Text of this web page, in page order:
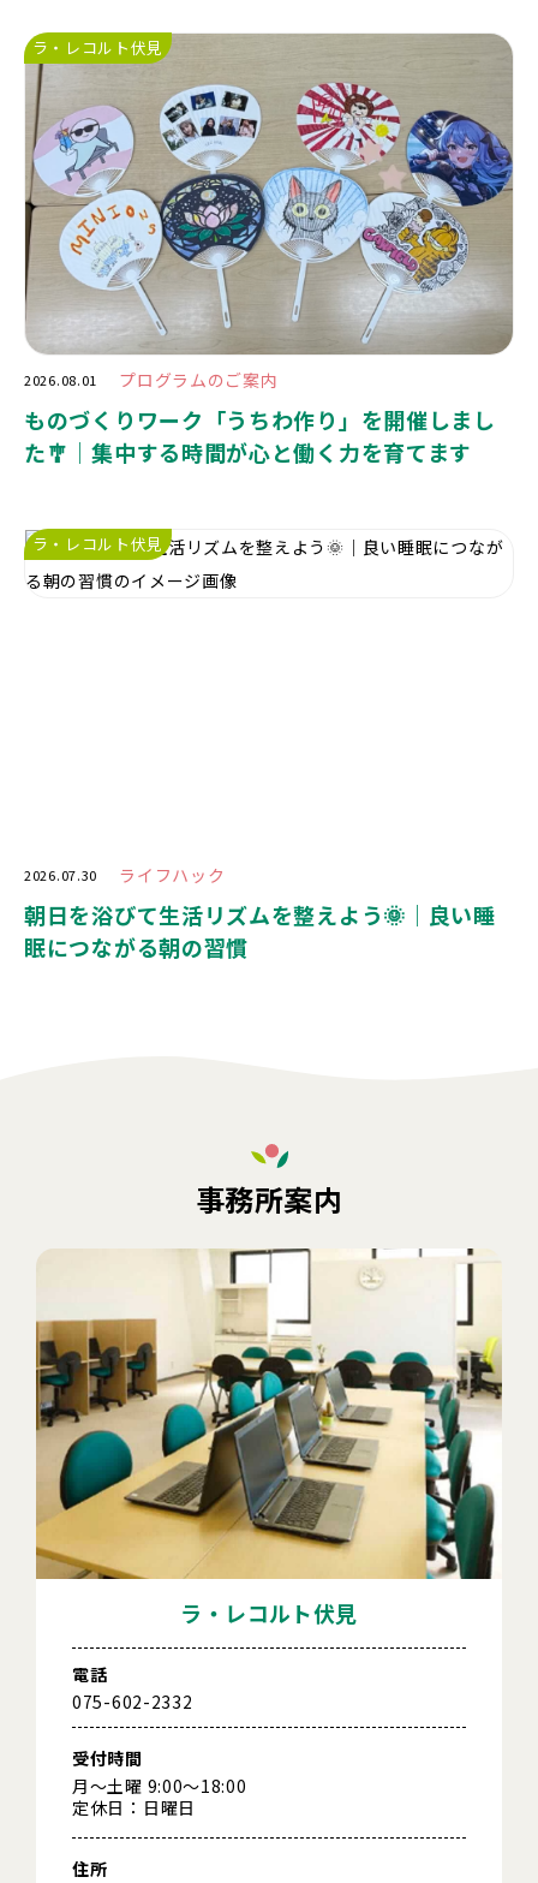
ラ・レコルト伏見
2026.08.01 プログラムのご案内
ものづくりワーク「うちわ作り」を開催しまし
た🎐｜集中する時間が心と働く力を育てます
ラ・レコルト伏見
2026.07.30 ライフハック
朝日を浴びて生活リズムを整えよう🌞｜良い睡
眠につながる朝の習慣
事務所案内
ラ・レコルト伏見
電話
075-602-2332
受付時間
月～土曜 9:00～18:00
定休日：日曜日
住所